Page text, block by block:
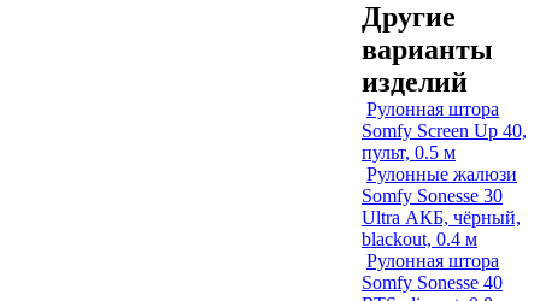
Другие
варианты
изделий
Рулонная штора
Somfy Screen Up 40,
пульт, 0.5 м
Рулонные жалюзи
Somfy Sonesse 30
Ultra АКБ, чёрный,
blackout, 0.4 м
Рулонная штора
Somfy Sonesse 40